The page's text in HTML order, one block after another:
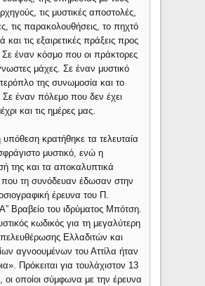
τις μυστικές αποστολές,
τις παρακολουθήσεις, το πηχτό
και τις εξαιρετικές πράξεις προς
Σε έναν κόσμο που οι πράκτορες
μάχες. Σε έναν μυστικό
της συνωμοσία και το
έναν πόλεμο που δεν έχει
και τις ημέρες μας.
κρατήθηκε τα τελευταία
μυστικό, ενώ η
της και τα αποκαλυπτικά
που τη συνόδευαν έδωσαν στην
έρευνα του Π.
Βραβείο του ιδρύματος Μπότση.
κωδικός για τη μεγαλύτερη
Ελλαδιτών και
αγνοουμένων του Αττίλα ήταν
Πρόκειται για τουλάχιστον 13
οι οποίοι σύμφωνα με την έρευνα